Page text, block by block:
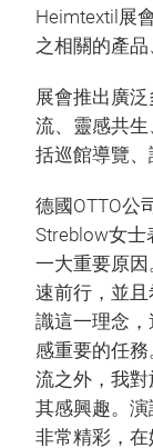
Heimtextil展
之相關的產品
展會推出廣
流、靈感共
括巡館導覽、
德國OTTO公
Streblow女士
一大重要原
速前行，並
識這一理念
感重要的任
流之外，我
其感興趣。
非常精彩，